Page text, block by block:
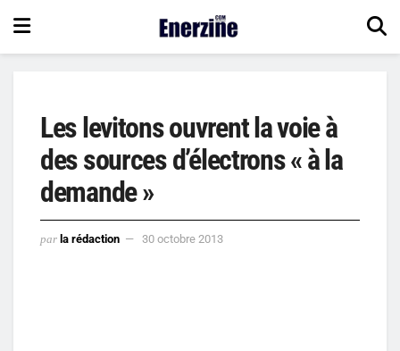
Les levitons ouvrent la voie à
des sources d’électrons « à la
demande »
par la rédaction 30 octobre 2013